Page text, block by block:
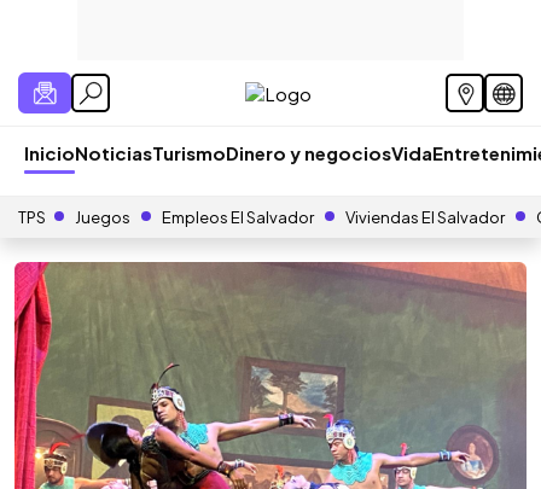
InicioNoticiasTurismoDinero y negociosVida
TPS Juegos Empleos El Salvador Viviendas El Salvador